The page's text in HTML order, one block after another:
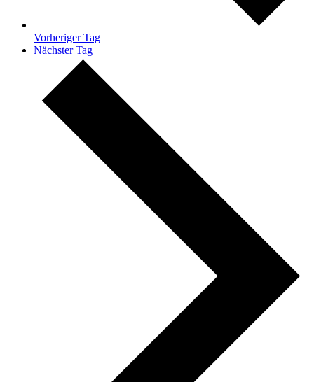
Vorheriger Tag
Nächster Tag